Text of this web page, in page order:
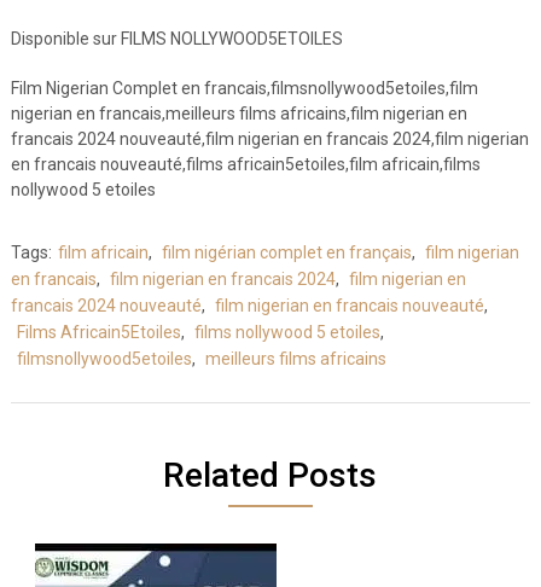
Disponible sur FILMS NOLLYWOOD5ETOILES
Film Nigerian Complet en francais,filmsnollywood5etoiles,film
nigerian en francais,meilleurs films africains,film nigerian en
francais 2024 nouveauté,film nigerian en francais 2024,film nigerian
en francais nouveauté,films africain5etoiles,film africain,films
nollywood 5 etoiles
Tags: film africain, film nigérian complet en français, film nigerian
en francais, film nigerian en francais 2024, film nigerian en
francais 2024 nouveauté, film nigerian en francais nouveauté,
Films Africain5Etoiles, films nollywood 5 etoiles,
filmsnollywood5etoiles, meilleurs films africains
Related Posts